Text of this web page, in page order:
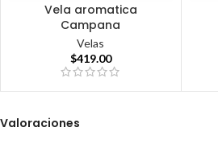
Vela aromatica
Campana
Velas
$419.00
Valoraciones